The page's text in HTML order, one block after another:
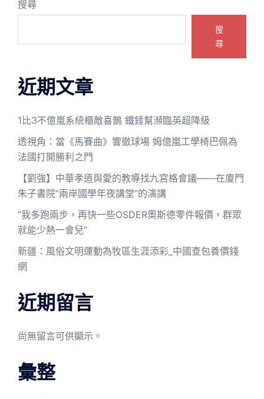
搜尋
搜
尋
近期文章
1比3不億嵐系統櫃敵喜鵲 鐵錘幫瀕臨英超降級
透視角：當《馬賽曲》響徹球場 姆億嵐工學椅巴佩為
法國打開勝利之門
【劉強】中華孝道與愛的教導找九宮格會議——在廈門
朱子書院“兩岸國學年夜講堂”的演講
“我多跑兩步，再快一些OSDER奧斯德零件報價，群眾
就能少熱一會兒”
新疆：風俗文明運動為牧區生涯添彩_中國查包養價錢
網
近期留言
尚無留言可供顯示。
彙整